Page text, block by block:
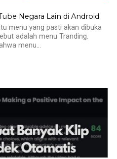
Negara Lain di Android
menu yang pasti akan dibuka
adalah menu Tranding.
menu...